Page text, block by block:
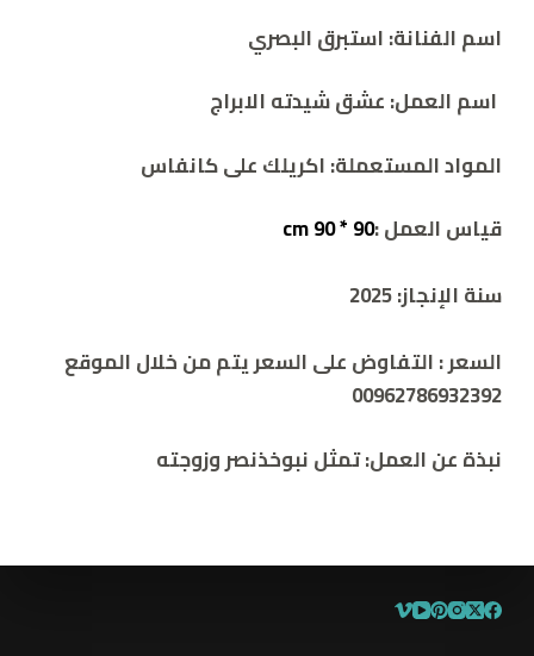
اسم الفنانة:استبرق البصري
اسم العمل:عشق شيدته الابراج
المواد المستعملة: اكريلكعلى كانفاس
قياس العمل :90 * 90 cm
سنة الإنجاز:2025
السعر :التفاوض على السعر يتم من خلال الموقع
00962786932392
نبذة عن العمل:تمثل نبوخذنصر وزوجته